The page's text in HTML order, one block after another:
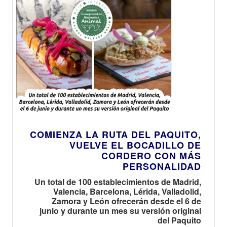
COMIENZA LA RUTA DEL PAQUITO,
VUELVE EL BOCADILLO DE
CORDERO CON MÁS
PERSONALIDAD
Un total de 100 establecimientos de Madrid,
Valencia, Barcelona, Lérida, Valladolid,
Zamora y León ofrecerán desde el 6 de
junio y durante un mes su versión original
del Paquito